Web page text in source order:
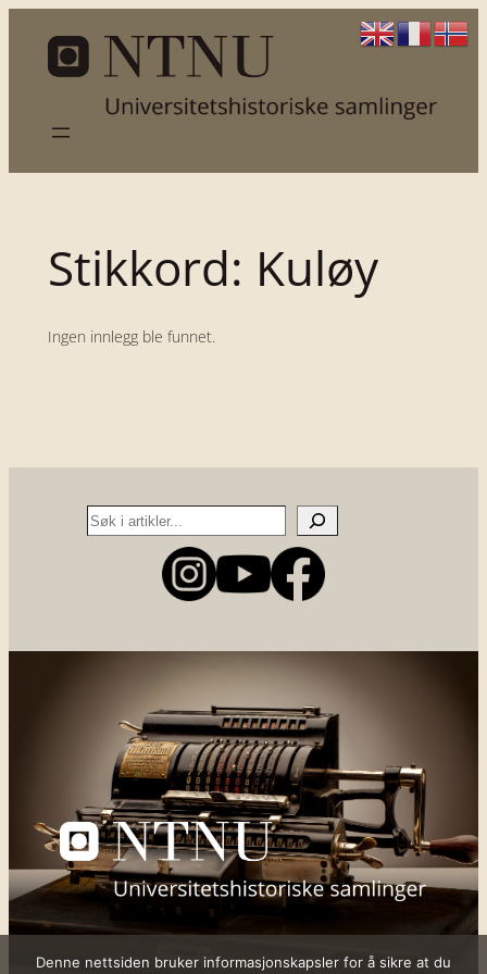
innhold
Stikkord: Kuløy
Ingen innlegg ble funnet.
Search
Denne nettsiden bruker informasjonskapsler for å sikre at du